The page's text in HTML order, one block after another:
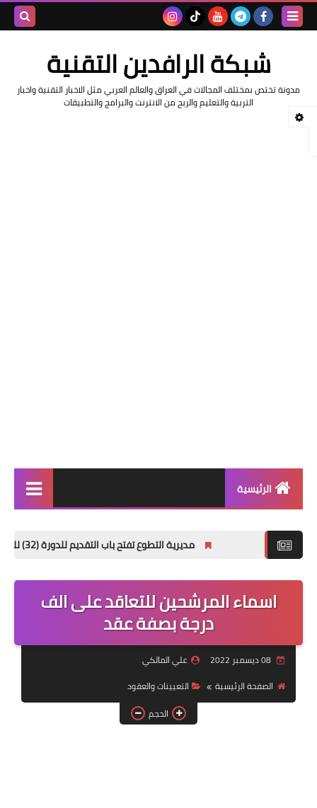
شبكة الرافدين التقنية
مدونة تختص بمختلف المجالات في العراق والعالم العربي مثل الاخبار التقنية واخبار
التربية والتعليم والربح من الانترنت والبرامج والتطبيقات
الرئيسية
اخبار التربية والتعليم
الربح من الانترنت
العراق فقط
التقنية
سلف وقروض
وزارة العمل
مديرية التطوع تفتح باب التقديم للدورة (32) للمعهد العالي للتطوير الأمني والإداري
اسماء المرشحين للتعاقد على الف
درجة بصفة عقد
08 ديسمبر 2022
علي المالكي
الصفحة الرئيسية
التعيينات والعقود
الحجم